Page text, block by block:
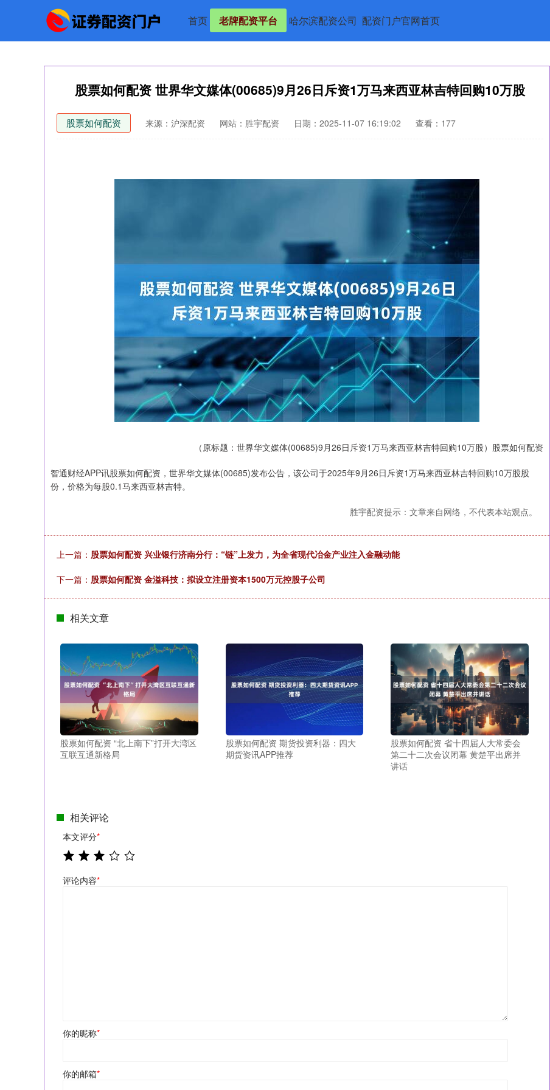
首页 老牌配资平台 哈尔滨配资公司 配资门户官网首页
股票如何配资 世界华文媒体(00685)9月26日斥资1万马来西亚林吉特回购10万股
股票如何配资 来源：沪深配资 网站：胜宇配资 日期：2025-11-07 16:19:02 查看：177
（原标题：世界华文媒体(00685)9月26日斥资1万马来西亚林吉特回购10万股）股票如何配资
智通财经APP讯股票如何配资，世界华文媒体(00685)发布公告，该公司于2025年9月26日斥资1万马来西亚林吉特回购10万股股
份，价格为每股0.1马来西亚林吉特。
胜宇配资提示：文章来自网络，不代表本站观点。
上一篇： 股票如何配资 兴业银行济南分行：“链”上发力，为全省现代冶金产业注入金融动能
下一篇： 股票如何配资 金溢科技：拟设立注册资本1500万元控股子公司
相关文章
股票如何配资 “北上南下”打开大湾区
互联互通新格局
股票如何配资 期货投资利器：四大
期货资讯APP推荐
股票如何配资 省十四届人大常委会
第二十二次会议闭幕 黄楚平出席并
讲话
相关评论
本文评分*
评论内容*
你的昵称*
你的邮箱*